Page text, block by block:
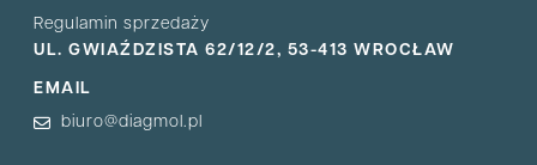
Regulamin sprzedaży
UL. GWIAŹDZISTA 62/12/2, 53-413 WROCŁAW
EMAIL
biuro@diagmol.pl